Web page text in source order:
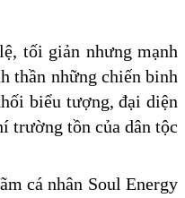
tối giản nhưng mạnh
thần những chiến binh
biểu tượng, đại diện
trường tồn của dân tộc
cá nhân Soul Energy